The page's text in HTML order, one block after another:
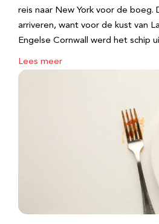
reis naar New York voor de boeg.
arriveren, want voor de kust van
Engelse Cornwall werd het schip
Lees meer